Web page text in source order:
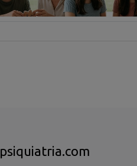
psiquiatria.com